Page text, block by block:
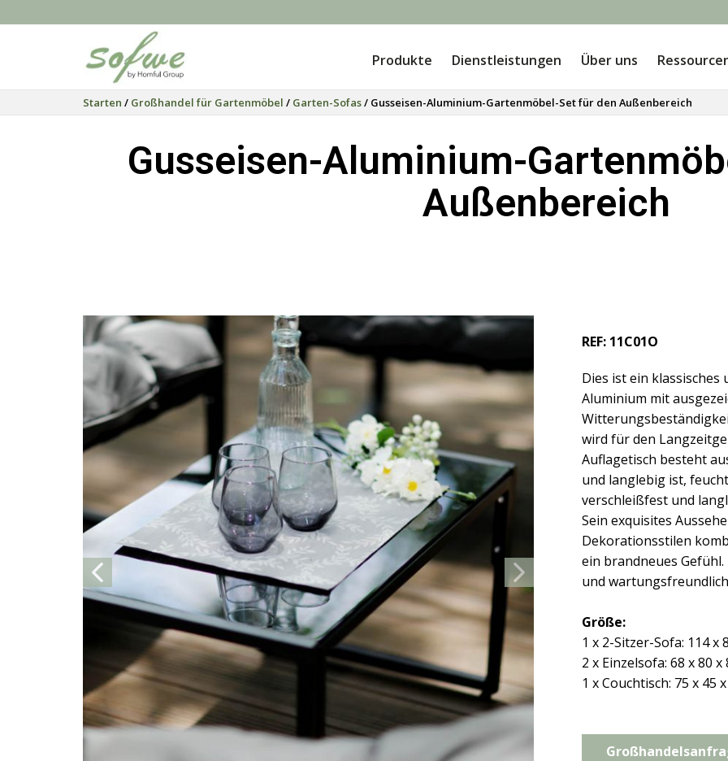
Produkte Dienstleistungen Über uns
Starten / Großhandel für Gartenmöbel / Garten-Sofas/ Gusseisen-Aluminium-Gartenmöbel-Set für den Außenbereich
Gusseisen-Aluminium-
Außenbereich
REF: 11C01O
Dies ist ein klassisches
Aluminium mit
wird für den
Auflagetisch besteht
und langlebig ist,
verschleißfest und
Sein exquisites
Dekorationsstilen
ein brandneues
und
Größe:
1 x 2-Sitzer-Sofa: 114 x
2 x Einzelsofa: 68 x 80
1 x Couchtisch: 75 x 45